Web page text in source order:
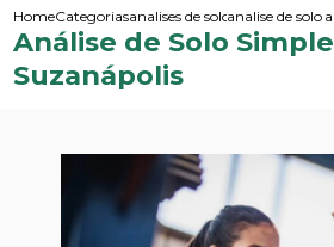
HomeCategoriasanalises de solos e sedimentos
analise de solo
Análise de Solo
Suzanápolis